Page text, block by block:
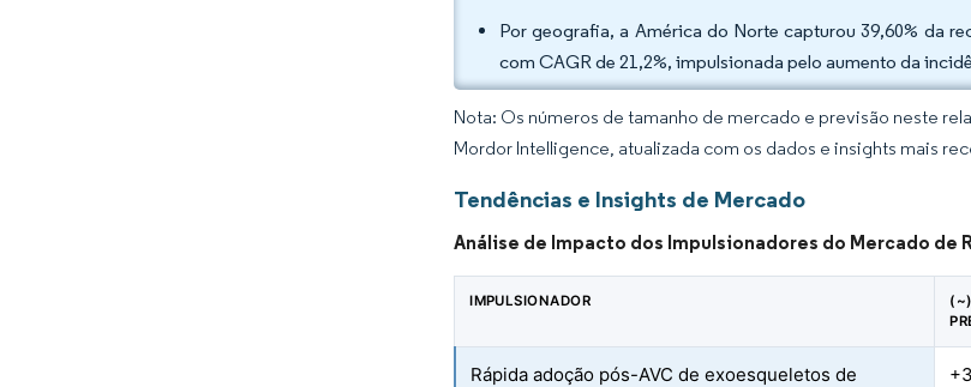
Por geografia, a América do Norte capturou 39,60% da
com CAGR de 21,2%, impulsionada pelo aumento da
Nota: Os números de tamanho de mercado e previsão neste
Mordor Intelligence, atualizada com os dados e insights mais
Tendências e Insights de Mercado
Análise de Impacto dos Impulsionadores do Mercado de
IMPULSIONADOR
Rápida adoção pós-AVC de exoesqueletos de